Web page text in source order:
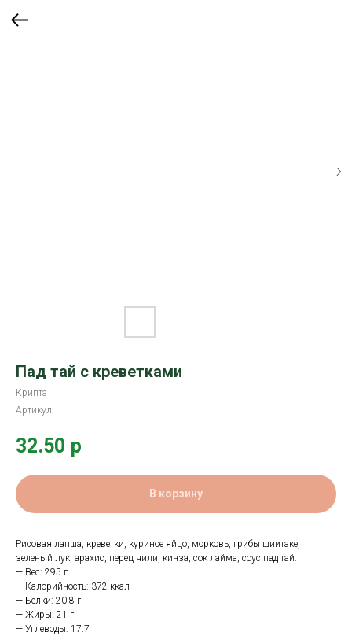
Пад тай с креветками
Крипта
Артикул:
32.50 р
В корзину
Рисовая лапша, креветки, куриное яйцо, морковь, грибы шиитаке,
зеленый лук, арахис, перец чили, кинза, сок лайма, соус пад тай.
— Вес: 295 г
— Калорийность: 372 ккал
— Белки: 20.8 г
— Жиры: 21 г
— Углеводы: 17.7 г